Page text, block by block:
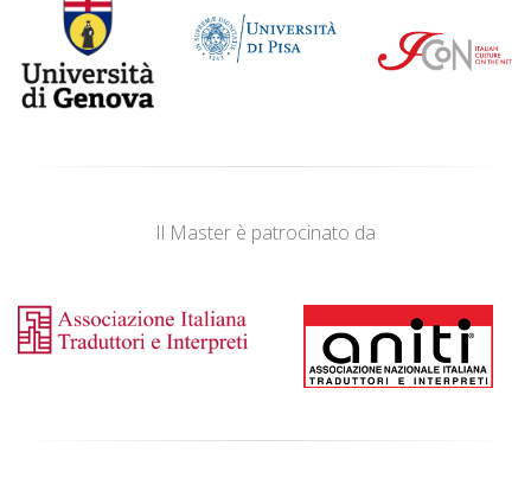
Il Master è patrocinato da